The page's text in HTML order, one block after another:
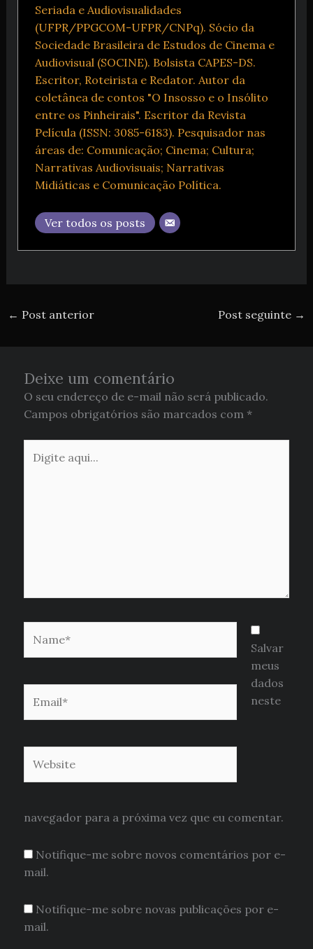
Seriada e Audiovisualidades
(UFPR/PPGCOM-UFPR/CNPq). Sócio da
Sociedade Brasileira de Estudos de Cinema e
Audiovisual (SOCINE). Bolsista CAPES-DS.
Escritor, Roteirista e Redator. Autor da
coletânea de contos "O Insosso e o Insólito
entre os Pinheirais". Escritor da Revista
Película (ISSN: 3085-6183). Pesquisador nas
áreas de: Comunicação; Cinema; Cultura;
Narrativas Audiovisuais; Narrativas
Midiáticas e Comunicação Política.
Ver todos os posts
← Post anterior Post seguinte →
Deixe um comentário
O seu endereço de e-mail não será publicado.
Campos obrigatórios são marcados com*
aqui...
Salvar
meus
dados
neste
navegador para a próxima vez que eu comentar.
Notifique-me sobre novos comentários por e-
mail.
Notifique-me sobre novas publicações por e-
mail.